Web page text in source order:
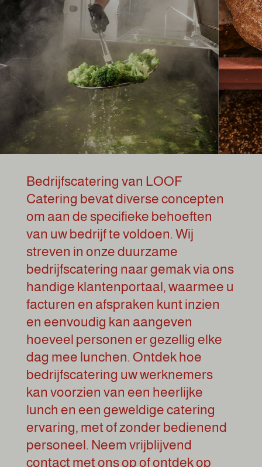
Bedrijfscatering van LOOF
Catering bevat diverse concepten
om aan de specifieke behoeften
van uw bedrijf te voldoen. Wij
streven in onze duurzame
bedrijfscatering naar gemak via ons
handige klantenportaal, waarmee u
facturen en afspraken kunt inzien
en eenvoudig kan aangeven
hoeveel personen er gezellig elke
dag mee lunchen. Ontdek hoe
bedrijfscatering uw werknemers
kan voorzien van een heerlijke
lunch en een geweldige catering
ervaring, met of zonder bedienend
personeel. Neem vrijblijvend
contact met ons op of ontdek op